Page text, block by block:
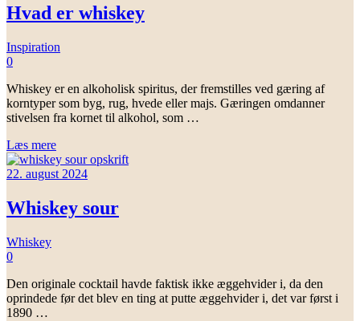
Hvad er whiskey
Inspiration
0
Whiskey er en alkoholisk spiritus, der fremstilles ved gæring af
korntyper som byg, rug, hvede eller majs. Gæringen omdanner
stivelsen fra kornet til alkohol, som …
Læs mere
22. august 2024
Whiskey sour
Whiskey
0
Den originale cocktail havde faktisk ikke æggehvider i, da den
oprindede før det blev en ting at putte æggehvider i, det var først i
1890 …